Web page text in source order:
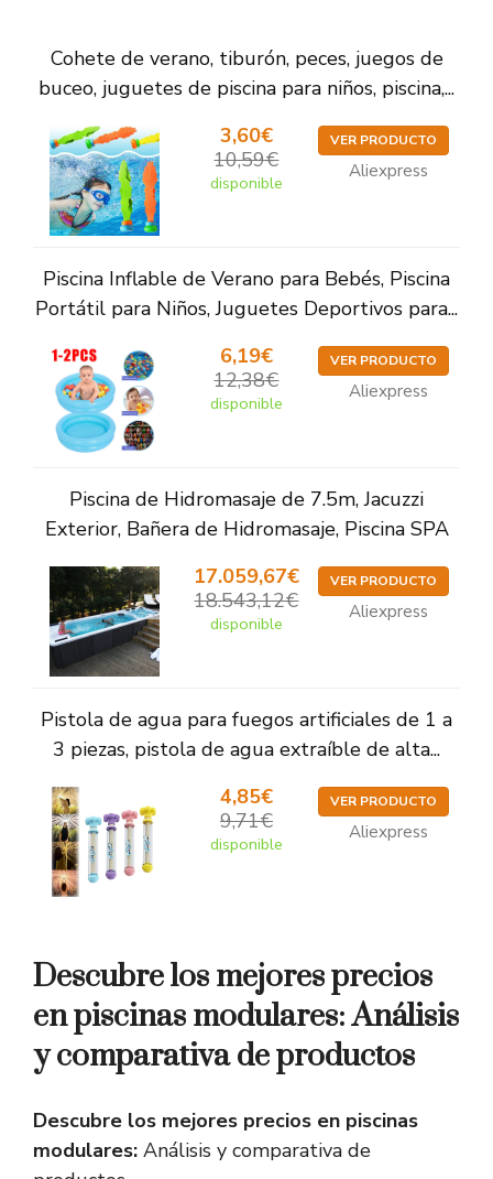
Cohete de verano, tiburón, peces, juegos de
buceo, juguetes de piscina para niños, piscina,...
3,60€
10,59€
disponible
VER PRODUCTO
Aliexpress
Piscina Inflable de Verano para Bebés, Piscina
Portátil para Niños, Juguetes Deportivos para...
6,19€
12,38€
disponible
VER PRODUCTO
Aliexpress
Piscina de Hidromasaje de 7.5m, Jacuzzi
Exterior, Bañera de Hidromasaje, Piscina SPA
17.059,67€
18.543,12€
disponible
VER PRODUCTO
Aliexpress
Pistola de agua para fuegos artificiales de 1 a
3 piezas, pistola de agua extraíble de alta...
4,85€
9,71€
disponible
VER PRODUCTO
Aliexpress
Descubre los mejores precios
en piscinas modulares: Análisis
y comparativa de productos
Descubre los mejores precios en piscinas
modulares: Análisis y comparativa de